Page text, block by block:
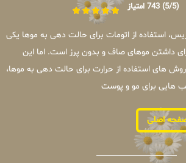
(5/5) 743 امتیاز
استفاده از اتومات برای حالت دهی به موها یکی
داشتن موهای صاف و بدون پرز است. اما این
های استفاده از حرارت برای حالت دهی به موها،
هایی برای مو و پوست
اصلی